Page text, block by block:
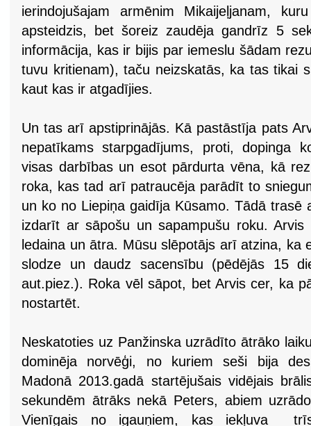
ierindojušajam armēnim Mikaijeļjanam,
apsteidzis, bet šoreiz zaudēja gandrīz 5
informācija, kas ir bijis par iemeslu šādam
tuvu kritienam), taču neizskatās, ka tas tikai
kaut kas ir atgadījies.
Un tas arī apstiprinājās. Kā pastāstīja pats
nepatīkams starpgadījums, proti, dopinga
visas darbības un esot pārdurta vēna, kā
roka, kas tad arī patraucēja parādīt to
un ko no Liepiņa gaidīja Kūsamo. Tādā trasē
izdarīt ar sāpošu un sapampušu roku.
ledaina un ātra. Mūsu slēpotājs arī atzina, ka
slodze un daudz sacensību (pēdējās 15
aut.piez.). Roka vēl sāpot, bet Arvis cer, ka
nostartēt.
Neskatoties uz Panžinska uzrādīto ātrāko
dominēja norvēģi, no kuriem seši bija
Madonā 2013.gadā startējušais vidējais
sekundēm ātrāks nekā Peters, abiem
Vienīgais no igauņiem, kas iekļuva